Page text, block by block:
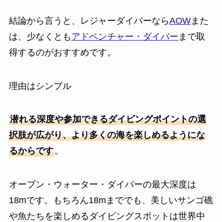
結論から言うと、レジャーダイバーならAOWまた
は、少なくともアドベンチャー・ダイバー まで取
得するのがおすすめです。
理由はシンプル
潜れる深度や参加できるダイビングポイントの選
択肢が広がり、より多くの海を楽しめるようにな
るからです。
オープン・ウォーター・ダイバーの最大深度は
18mです。もちろん18mまででも、美しいサンゴ礁
や魚たちを楽しめるダイビングスポットは世界中